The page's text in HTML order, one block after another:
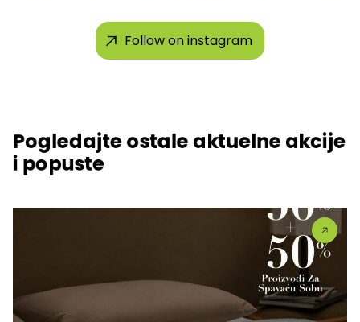
Follow on instagram
Pogledajte ostale aktuelne akcije
i popuste